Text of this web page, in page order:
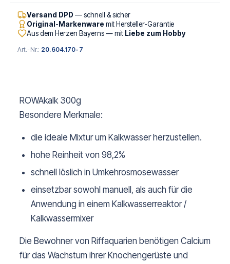
Versand DPD — schnell & sicher
Original-Markenware mit Hersteller-Garantie
Aus dem Herzen Bayerns — mit Liebe zum Hobby
Art.-Nr.: 20.604.170-7
ROWAkalk 300g
Besondere Merkmale:
die ideale Mixtur um Kalkwasser herzustellen.
hohe Reinheit von 98,2%
schnell löslich in Umkehrosmosewasser
einsetzbar sowohl manuell, als auch für die
Anwendung in einem Kalkwasserreaktor /
Kalkwassermixer
Die Bewohner von Riffaquarien benötigen Calcium
für das Wachstum ihrer Knochengerüste und